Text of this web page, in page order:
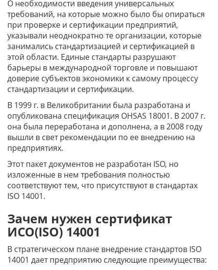
О необходимости введения универсальных
требований, на которые можно было бы опираться
при проверке и сертификации предприятий,
указывали неоднократно те организации, которые
занимались стандартизацией и сертификацией в
этой области. Единые стандарты разрушают
барьеры в международной торговле и повышают
доверие субъектов экономики к самому процессу
стандартизации и сертификации.
В 1999 г. в Великобритании была разработана и
опубликована спецификация OHSAS 18001. В 2007 г.
она была переработана и дополнена, а в 2008 году
вышли в свет рекомендации по ее внедрению на
предприятиях.
Этот пакет документов не разработан ISO, но
изложенные в нем требования полностью
соответствуют тем, что присутствуют в стандартах
ISO 14001.
Зачем нужен сертификат
ИСО(ISO) 14001
В стратегическом плане внедрение стандартов ISO
14001 дает предприятию следующие преимущества: